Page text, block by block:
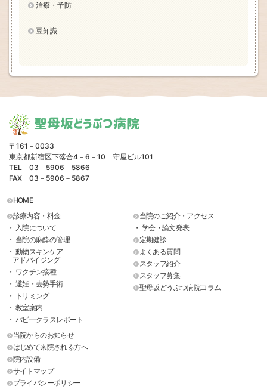
治療・予防
豆知識
聖母坂どうぶつ病院
〒161－0033
東京都新宿区下落合4－6－10 守屋ビル101
TEL 03－5906－5866
FAX 03－5906－5867
HOME
診療内容・料金
・ 入院について
・ 当院の麻酔の管理
・ 動物スキンケア
アドバイジング
・ ワクチン接種
・ 避妊・去勢手術
・ トリミング
・ 教室案内
・ パピ―クラスレポート
当院のご紹介・アクセス
・ 学会・論文発表
定期健診
よくある質問
スタッフ紹介
スタッフ募集
聖母坂どうぶつ病院コラム
当院からのお知らせ
はじめて来院される方へ
院内設備
サイトマップ
プライバシーポリシー